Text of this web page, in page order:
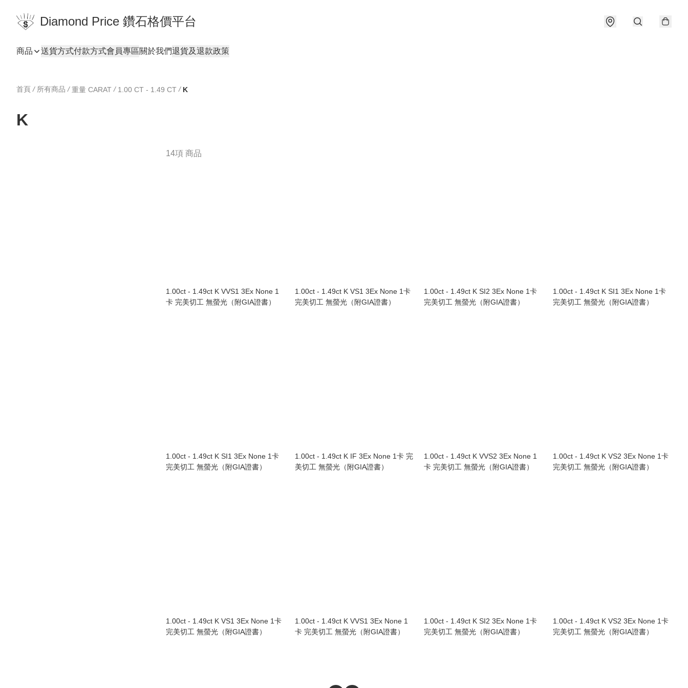
Diamond Price 鑽石格價平台
商品 送貨方式付款方式會員專區關於我們退貨及退款政策
首頁 / 所有商品 / 重量 CARAT / 1.00 CT - 1.49 CT / K
K
14項 商品
1.00ct - 1.49ct K VVS1 3Ex None 1
卡 完美切工 無螢光（附GIA證書）
1.00ct - 1.49ct K VS1 3Ex None 1卡
完美切工 無螢光（附GIA證書）
1.00ct - 1.49ct K SI2 3Ex None 1卡
完美切工 無螢光（附GIA證書）
1.00ct - 1.49ct K SI1 3Ex None 1卡
完美切工 無螢光（附GIA證書）
1.00ct - 1.49ct K SI1 3Ex None 1卡
完美切工 無螢光（附GIA證書）
1.00ct - 1.49ct K IF 3Ex None 1卡 完
美切工 無螢光（附GIA證書）
1.00ct - 1.49ct K VVS2 3Ex None 1
卡 完美切工 無螢光（附GIA證書）
1.00ct - 1.49ct K VS2 3Ex None 1卡
完美切工 無螢光（附GIA證書）
1.00ct - 1.49ct K VS1 3Ex None 1卡
完美切工 無螢光（附GIA證書）
1.00ct - 1.49ct K VVS1 3Ex None 1
卡 完美切工 無螢光（附GIA證書）
1.00ct - 1.49ct K SI2 3Ex None 1卡
完美切工 無螢光（附GIA證書）
1.00ct - 1.49ct K VS2 3Ex None 1卡
完美切工 無螢光（附GIA證書）